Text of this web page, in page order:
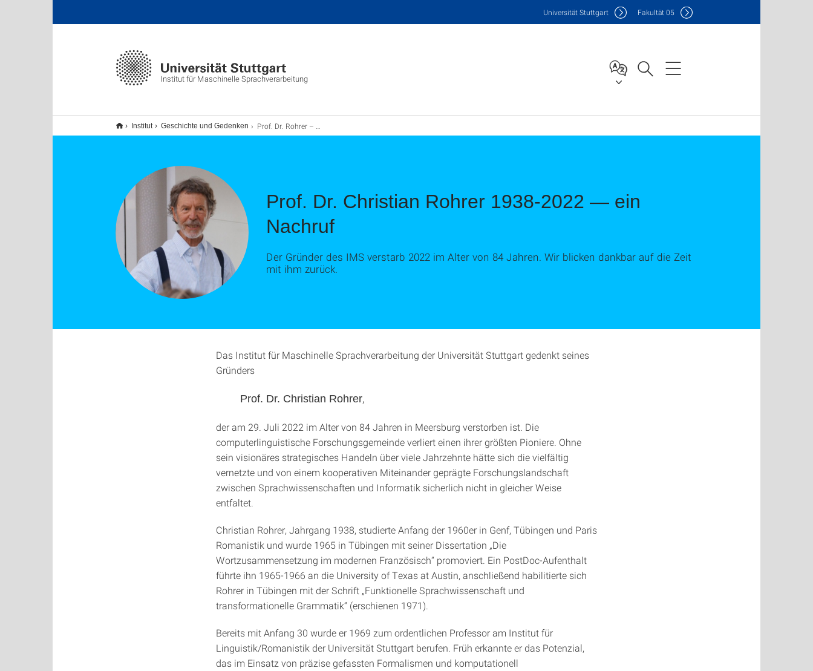
Institut für Maschinelle Sprachverarbeitung
Universität Stuttgart Fakultät05
Institut Geschichte und Gedenken Prof. Dr. Rohrer – ein Nachruf
Prof. Dr. Christian Rohrer 1938-2022 — ein
Nachruf
Der Gründer des IMS verstarb 2022 im Alter von 84 Jahren. Wir blicken dankbar auf die Zeit
mit ihm zurück.
Das Institut für Maschinelle Sprachverarbeitung der Universität Stuttgart gedenkt seines
Gründers
Prof. Dr. Christian Rohrer,
der am 29. Juli 2022 im Alter von 84 Jahren in Meersburg verstorben ist. Die
computerlinguistische Forschungsgemeinde verliert einen ihrer größten Pioniere. Ohne
sein visionäres strategisches Handeln über viele Jahrzehnte hätte sich die vielfältig
vernetzte und von einem kooperativen Miteinander geprägte Forschungslandschaft
zwischen Sprachwissenschaften und Informatik sicherlich nicht in gleicher Weise
entfaltet.
Christian Rohrer, Jahrgang 1938, studierte Anfang der 1960er in Genf, Tübingen und Paris
Romanistik und wurde 1965 in Tübingen mit seiner Dissertation „Die
Wortzusammensetzung im modernen Französisch“ promoviert. Ein PostDoc-Aufenthalt
führte ihn 1965-1966 an die University of Texas at Austin, anschließend habilitierte sich
Rohrer in Tübingen mit der Schrift „Funktionelle Sprachwissenschaft und
transformationelle Grammatik“ (erschienen 1971).
Bereits mit Anfang 30 wurde er 1969 zum ordentlichen Professor am Institut für
Linguistik/Romanistik der Universität Stuttgart berufen. Früh erkannte er das Potenzial,
das im Einsatz von präzise gefassten Formalismen und komputationell